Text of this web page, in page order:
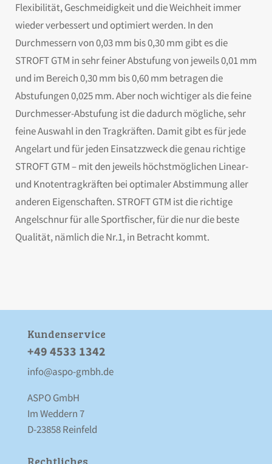
Flexibilität, Geschmeidigkeit und die Weichheit immer
wieder verbessert und optimiert werden. In den
Durchmessern von 0,03 mm bis 0,30 mm gibt es die
STROFT GTM in sehr feiner Abstufung von jeweils 0,01 mm
und im Bereich 0,30 mm bis 0,60 mm betragen die
Abstufungen 0,025 mm. Aber noch wichtiger als die feine
Durchmesser-Abstufung ist die dadurch mögliche, sehr
feine Auswahl in den Tragkräften. Damit gibt es für jede
Angelart und für jeden Einsatzzweck die genau richtige
STROFT GTM – mit den jeweils höchstmöglichen Linear-
und Knotentragkräften bei optimaler Abstimmung aller
anderen Eigenschaften. STROFT GTM ist die richtige
Angelschnur für alle Sportfischer, für die nur die beste
Qualität, nämlich die Nr.1, in Betracht kommt.
Kunden­service
+49 4533 1342
info@aspo-gmbh.de
ASPO GmbH
Im Weddern 7
D-23858 Reinfeld